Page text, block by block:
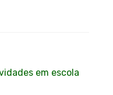
em escola